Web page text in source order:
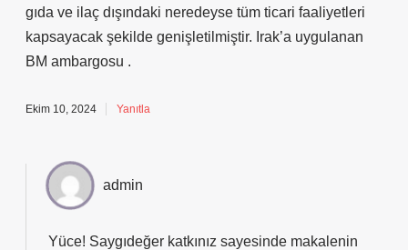
gıda ve ilaç dışındaki neredeyse tüm ticari faaliyetleri
kapsayacak şekilde genişletilmiştir. Irak’a uygulanan
BM ambargosu .
Ekim 10, 2024 Yanıtla
admin
Yüce! Saygıdeğer katkınız sayesinde makalenin